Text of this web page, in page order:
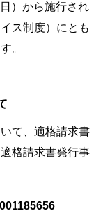
）から施行され
ス制度）にとも
。
て、適格請求書
格請求書発行事